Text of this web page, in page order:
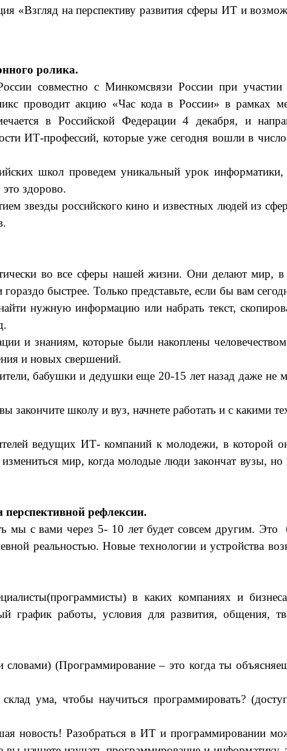
«Взгляд на перспективу развития сферы ИТ и
ролика.
совместно с Минкомсвязи России при
проводит акцию «Час кода в России» в рамках
в Российской Федерации 4 декабря, и
ИТ-профессий, которые уже сегодня вошли в
школ проведем уникальный урок
здорово.
звезды российского кино и известных людей из
во все сферы нашей жизни. Они делают мир,
быстрее. Только представьте, если бы вам
нужную информацию или набрать текст,
и знаниям, которые были накоплены
и новых свершений.
бабушки и дедушки еще 20-15 лет назад даже не
школу и вуз, начнете работать и с какими
ведущих ИТ- компаний к молодежи, в которой
мир, когда молодые люди закончат вузы,
перспективной рефлексии.
с вами через 5- 10 лет будет совсем другим. Это
реальностью. Новые технологии и устройства
в каких компаниях и
график работы, условия для развития, общения,
словами) (Программирование – это когда ты
ума, чтобы научиться программировать?
новость! Разобраться в ИТ и программировании